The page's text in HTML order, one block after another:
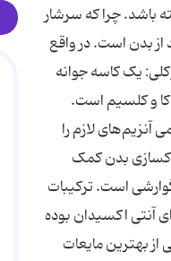
باشد. چرا که سرشار
بدن است. در واقع
یک کاسه جوانه
کا و کلسیم است.
آنزیم‌های لازم را
بدن کمک
است. ترکیبات
آنتی اکسیدان بوده
بهترین مایعات